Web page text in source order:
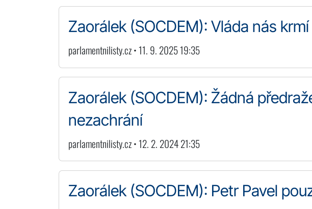
Zaorálek (SOCDEM): Vláda nás
parlamentnilisty.cz • 11. 9. 2025 19:35
Zaorálek (SOCDEM): Žádná
nezachrání
parlamentnilisty.cz • 12. 2. 2024 21:35
Zaorálek (SOCDEM): Petr Pavel